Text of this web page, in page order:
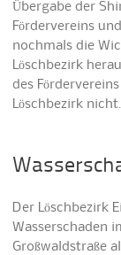
Übergabe der
Fördervereins
nochmals die
Löschbezirk
des
Löschbezirk
Der Löschbezirk
Wasserschaden
Großwaldstraße